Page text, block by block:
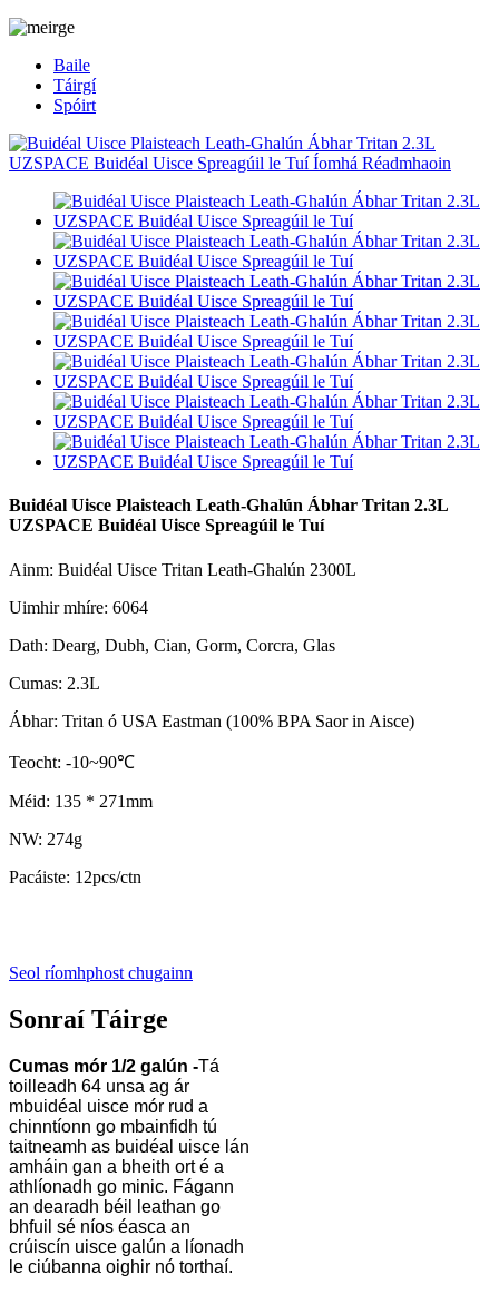
Baile
Táirgí
Spóirt
Buidéal Uisce Plaisteach Leath-Ghalún Ábhar Tritan 2.3L
UZSPACE Buidéal Uisce Spreagúil le Tuí
Ainm: Buidéal Uisce Tritan Leath-Ghalún 2300L
Uimhir mhíre: 6064
Dath: Dearg, Dubh, Cian, Gorm, Corcra, Glas
Cumas: 2.3L
Ábhar: Tritan ó USA Eastman (100% BPA Saor in Aisce)
Teocht: -10~90℃
Méid: 135 * 271mm
NW: 274g
Pacáiste: 12pcs/ctn
Seol ríomhphost chugainn
Sonraí Táirge
Cumas mór 1/2 galún -Tá
toilleadh 64 unsa ag ár
mbuidéal uisce mór rud a
chinntíonn go mbainfidh tú
taitneamh as buidéal uisce lán
amháin gan a bheith ort é a
athlíonadh go minic. Fágann
an dearadh béil leathan go
bhfuil sé níos éasca an
crúiscín uisce galún a líonadh
le ciúbanna oighir nó torthaí.